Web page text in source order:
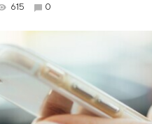
615 0